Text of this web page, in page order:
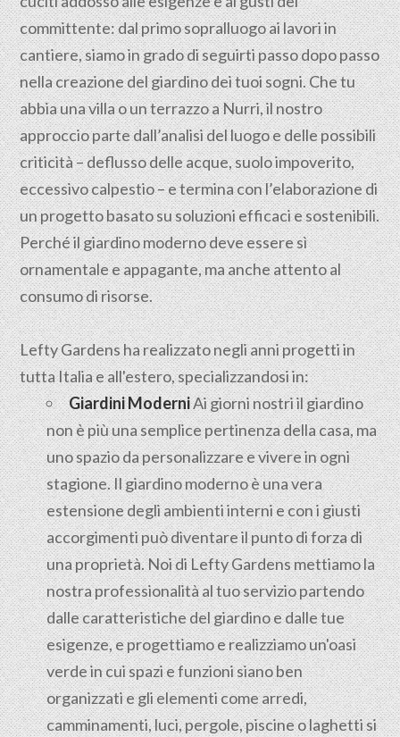
committente: dal primo sopralluogo ai lavori in
cantiere, siamo in grado di seguirti passo dopo passo
nella creazione del giardino dei tuoi sogni. Che tu
abbia una villa o un terrazzo a Nurri, il nostro
approccio parte dall’analisi del luogo e delle possibili
criticità – deflusso delle acque, suolo impoverito,
eccessivo calpestio – e termina con l’elaborazione di
un progetto basato su soluzioni efficaci e sostenibili.
Perché il giardino moderno deve essere sì
ornamentale e appagante, ma anche attento al
consumo di risorse.
Lefty Gardens ha realizzato negli anni progetti in
tutta Italia e all'estero, specializzandosi in:
Giardini ModerniAi giorni nostri il giardino
non è più una semplice pertinenza della casa, ma
uno spazio da personalizzare e vivere in ogni
stagione. Il giardino moderno è una vera
estensione degli ambienti interni e con i giusti
accorgimenti può diventare il punto di forza di
una proprietà. Noi di Lefty Gardens mettiamo la
nostra professionalità al tuo servizio partendo
dalle caratteristiche del giardino e dalle tue
esigenze, e progettiamo e realizziamo un'oasi
verde in cui spazi e funzioni siano ben
organizzati e gli elementi come arredi,
camminamenti, luci, pergole, piscine o laghetti si